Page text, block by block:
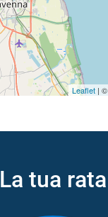
Leaflet | ©
La tua rata